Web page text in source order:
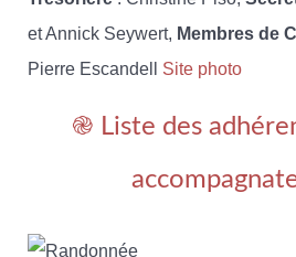
et Annick Seywert, Membres de
Pierre Escandell Site photo
֎ Liste des